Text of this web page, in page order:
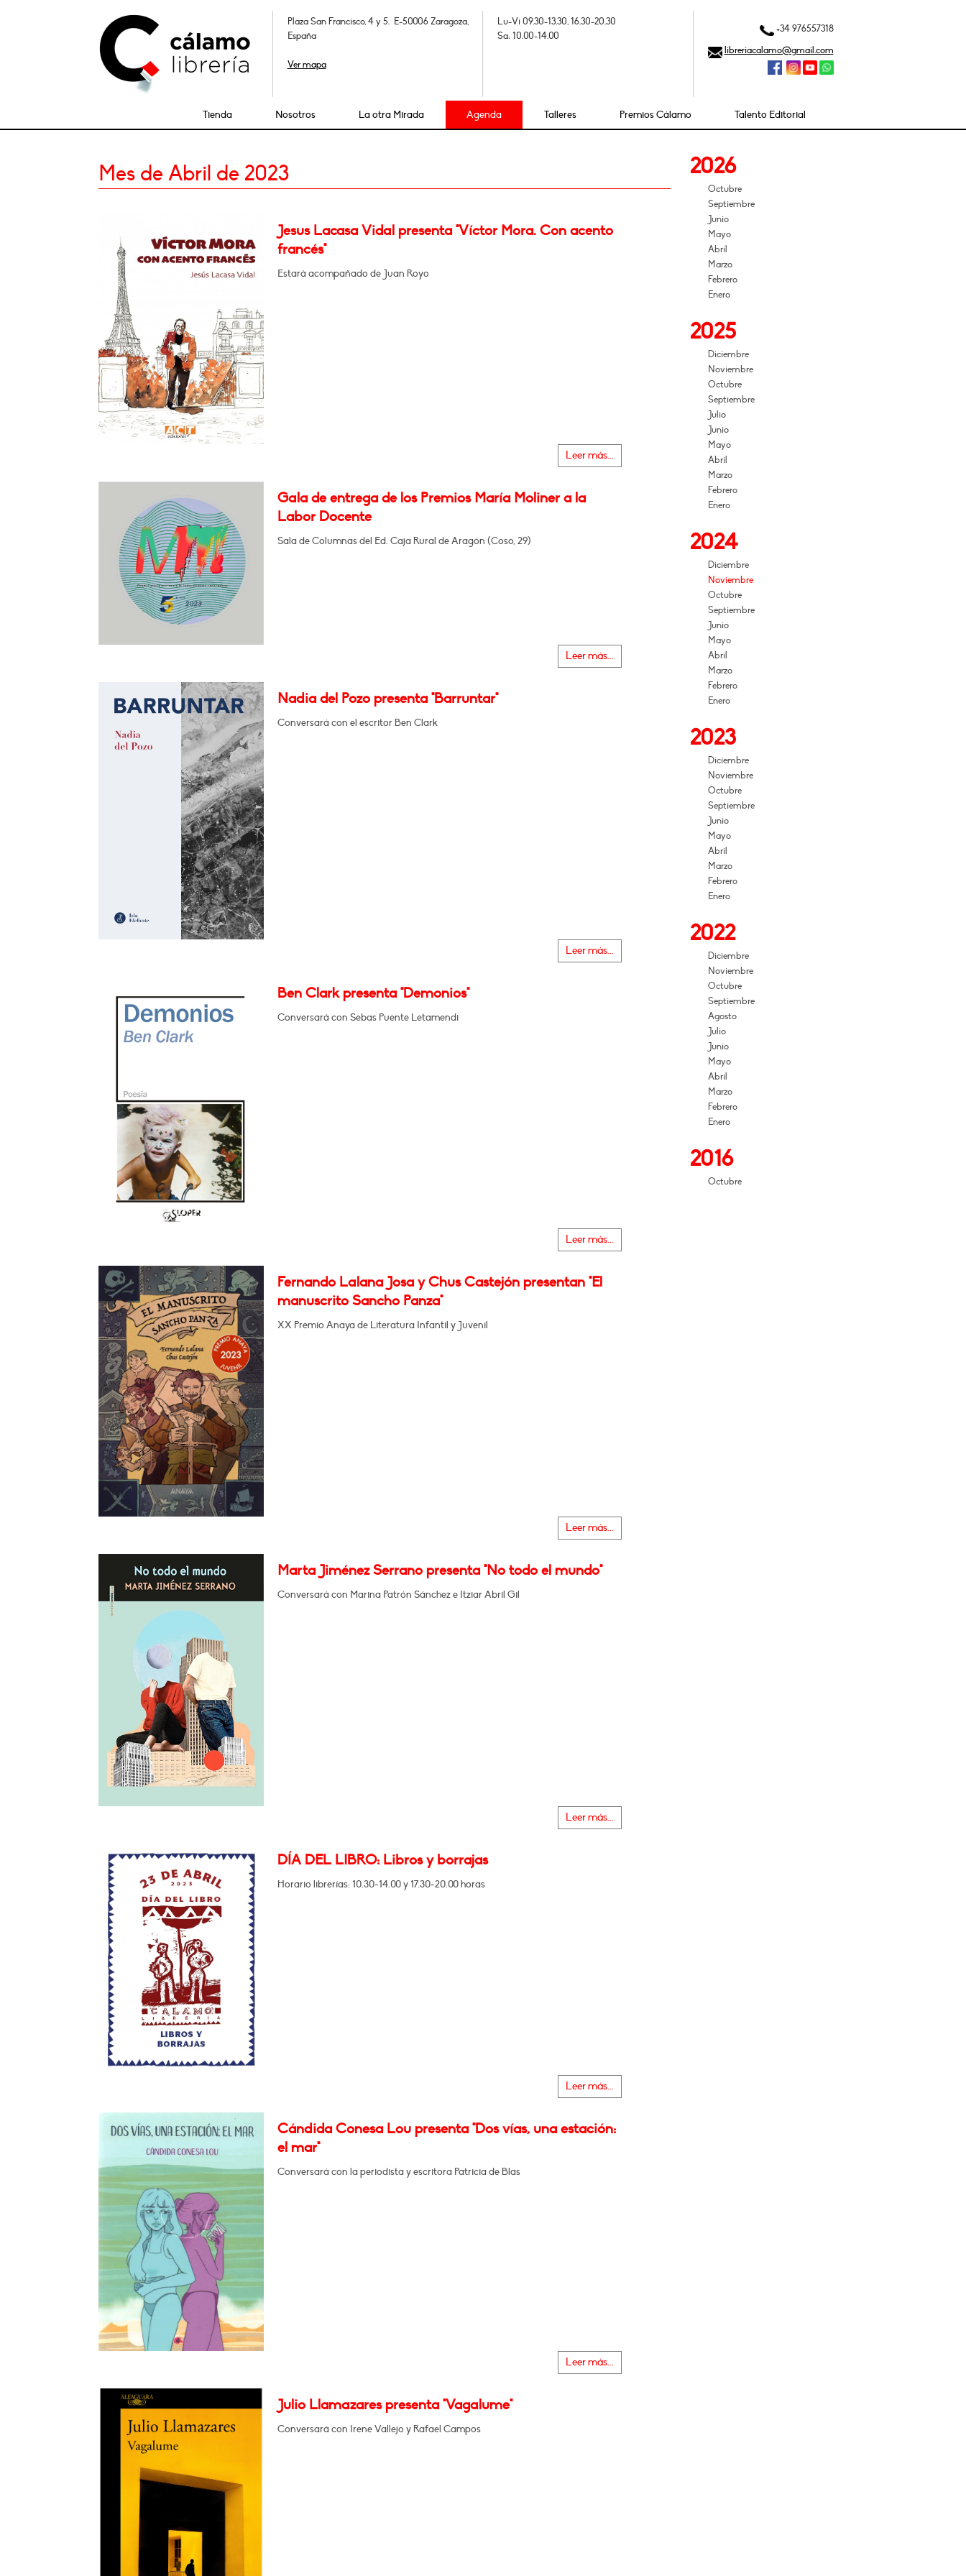
Plaza San Francisco, 4 y 5. E-50006 Zaragoza,
España
Ver mapa
Lu-Vi 09.30-13.30, 16.30-20.30
Sa: 10.00-14.00
+34 976557318
libreriacalamo@gmail.com
Tienda Nosotros La otra Mirada Agenda Talleres Premios Cálamo Talento Editorial
Mes de Abril de 2023
Jesus Lacasa Vidal presenta "Víctor Mora. Con acento
francés"
Estará acompañado de Juan Royo
Leer más...
Gala de entrega de los Premios María Moliner a la
Labor Docente
Sala de Columnas del Ed. Caja Rural de Aragón (Coso, 29)
Leer más...
Nadia del Pozo presenta "Barruntar"
Conversará con el escritor Ben Clark
Leer más...
Ben Clark presenta "Demonios"
Conversará con Sebas Puente Letamendi
Leer más...
Fernando Lalana Josa y Chus Castejón presentan "El
manuscrito Sancho Panza"
XX Premio Anaya de Literatura Infantil y Juvenil
Leer más...
Marta Jiménez Serrano presenta "No todo el mundo"
Conversará con Marina Patrón Sánchez e Itziar Abril Gil
Leer más...
DÍA DEL LIBRO: Libros y borrajas
Horario librerías: 10.30-14.00 y 17.30-20.00 horas
Leer más...
Cándida Conesa Lou presenta "Dos vías, una estación:
el mar"
Conversará con la periodista y escritora Patricia de Blas
Leer más...
Julio Llamazares presenta "Vagalume"
Conversará con Irene Vallejo y Rafael Campos
2026
Octubre
Septiembre
Junio
Mayo
Abril
Marzo
Febrero
Enero
2025
Diciembre
Noviembre
Octubre
Septiembre
Julio
Junio
Mayo
Abril
Marzo
Febrero
Enero
2024
Diciembre
Noviembre
Octubre
Septiembre
Junio
Mayo
Abril
Marzo
Febrero
Enero
2023
Diciembre
Noviembre
Octubre
Septiembre
Junio
Mayo
Abril
Marzo
Febrero
Enero
2022
Diciembre
Noviembre
Octubre
Septiembre
Agosto
Julio
Junio
Mayo
Abril
Marzo
Febrero
Enero
2016
Octubre